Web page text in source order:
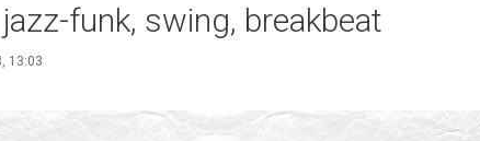
funk, swing, breakbeat
13:03